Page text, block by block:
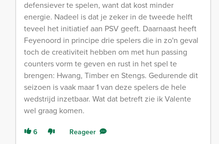
defensiever te spelen, want dat kost minder
energie. Nadeel is dat je zeker in de tweede helft
teveel het initiatief aan PSV geeft. Daarnaast heeft
Feyenoord in principe drie spelers die in zo'n geval
toch de creativiteit hebben om met hun passing
counters vorm te geven en rust in het spel te
brengen: Hwang, Timber en Stengs. Gedurende dit
seizoen is vaak maar 1 van deze spelers de hele
wedstrijd inzetbaar. Wat dat betreft zie ik Valente
wel graag komen.
6 Reageer